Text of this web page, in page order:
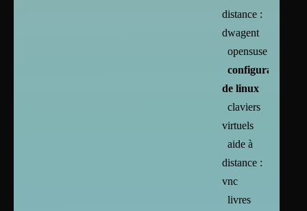
distance :
dwagent
opensuse
configuration
de linux
claviers
virtuels
aide à
distance :
vnc
livres